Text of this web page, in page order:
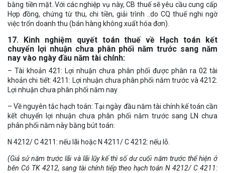
bằng tiền mặt..Với các nghiệp vụ này, CB thuế sẽ yêu cầu cung cấp
Hợp đồng, chứng từ thu, chi tiền, giải trình ..do CQ thuế nghi ngờ
việc trốn doanh thu (bán hàng không xuất hóa đơn).
17. Kinh nghiệm quyết toán thuế về Hạch toán kết
chuyển lợi nhuận chưa phân phối năm trước sang năm
nay vào ngày đầu năm tài chính:
– Tài khoản 421: Lợi nhuận chưa phân phối được phân ra 02 tài
khoản chi tiết: 4211: Lợi nhuận chưa phân phối năm trước và 4212:
Lợi nhuận chưa phân phối năm nay
– Về nguyên tắc hạch toán: Tại ngày đầu năm tài chính kế toán cần
kết chuyển lợi nhuận chưa phân phối năm trước sang LN chưa
phân phối năm này bằng bút toán:
N 4212/ C 4211: nếu lãi hoặc N 4211/ C 4212: nếu lỗ.
(Giả sử năm trước lãi và lãi lũy kế thì số dư cuối năm trước thể hiện ở
bên Có TK 4212, sang tài chính tiếp theo hạch toán N 4212/ C 4211: